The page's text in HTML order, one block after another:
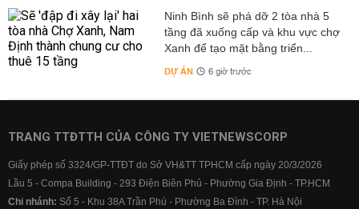
Ninh Bình sẽ phá dỡ 2 tòa nhà 5
tầng đã xuống cấp và khu vực chợ
Xanh để tạo mặt bằng triển...
DỰ ÁN 6 giờ trước
TRANG TTĐTTH CỦA CÔNG TY VIETNEWSCORP
Giấy phép số 3324/GP-TTĐT do Sở VH&TT TPHCM cấp ngày 20/3/2026
Lầu 5 - Compa Building - 293 Điện Biên Phủ - Phường Gia Định - TP.HCM
Chi nhánh: Số 5 - Khu 38A Trần Phú - Phường Ba Đình - TP. Hà Nội